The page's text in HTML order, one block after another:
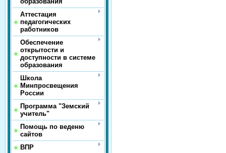
Аттестация
педагогических
работников
Обеспечение
открытости и
доступности в системе
образования
Школа
Минпросвещения
России
Программа "Земский
учитель"
Помощь по веденю
сайтов
ВПР